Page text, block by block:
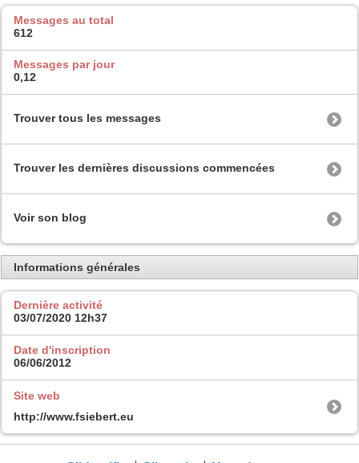
Messages au total
612
Messages par jour
0,12
Trouver tous les messages
Trouver les dernières discussions commencées
Voir son blog
Informations générales
Dernière activité
03/07/2020 12h37
Date d'inscription
06/06/2012
Site web
http://www.fsiebert.eu